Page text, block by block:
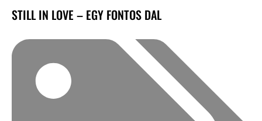
STILL IN LOVE – EGY FONTOS DAL